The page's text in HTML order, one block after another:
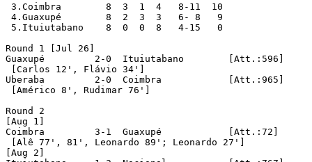
3.Coimbra	  8  3  1  4   8-11  10
4.Guaxupé	  8  2  3  3   6- 8   9
5.Ituiutabano	  8  0  0  8   4-15   0
Round 1 [Jul 26]
Guaxupé		2-0  Ituiutabano	[Att.:596]
[Carlos 12', Flávio 34']
Uberaba		2-0  Coimbra		[Att.:965]
[Américo 8', Rudimar 76']
Round 2
[Aug 1]
Coimbra		3-1  Guaxupé		[Att.:72]
[Alê 77', 81', Leonardo 89'; Leonardo 27']
[Aug 2]